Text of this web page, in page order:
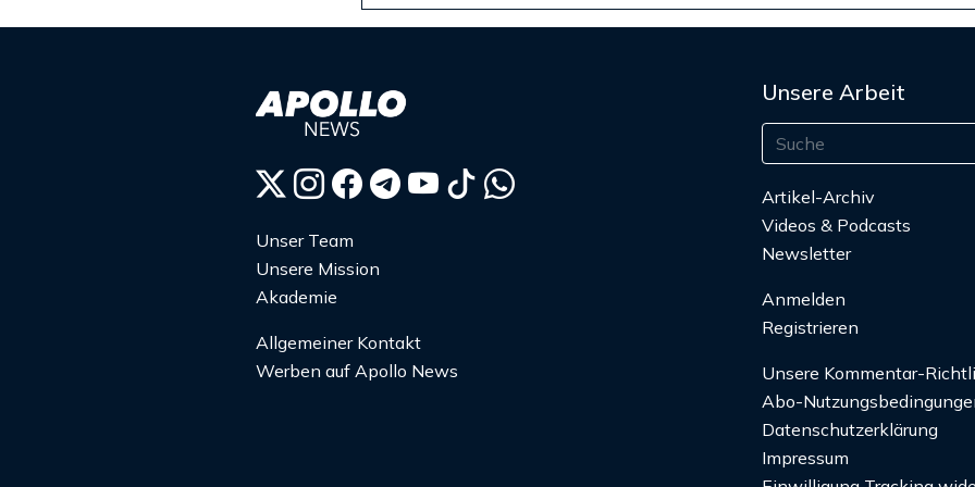
Unser Team
Unsere Mission
Akademie
Allgemeiner Kontakt
Werben auf Apollo News
Unsere Arbeit
Artikel-Archiv
Videos & Podcasts
Newsletter
Anmelden
Registrieren
Unsere Kommentar-
Abo-
Datenschutzerklärung
Impressum